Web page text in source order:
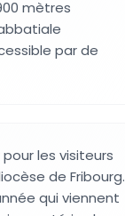
mètres
par de
les visiteurs
de Fribourg.
qui viennent